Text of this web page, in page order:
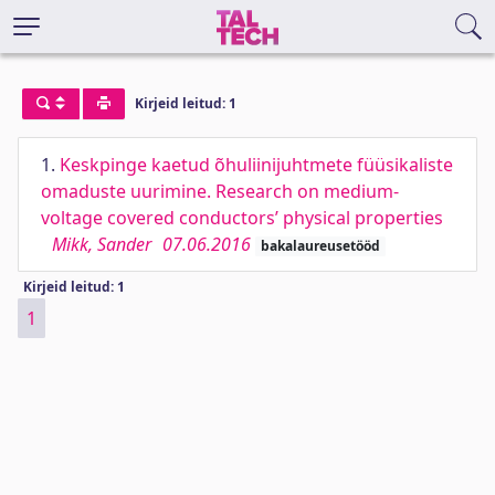
Kirjeid leitud: 1
1. Keskpinge kaetud õhuliinijuhtmete füüsikaliste
omaduste uurimine. Research on medium-
voltage covered conductors’ physical properties
Mikk, Sander 07.06.2016 bakalaureusetööd
Kirjeid leitud: 1
1